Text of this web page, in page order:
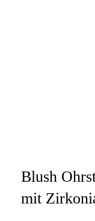
Blush
mit